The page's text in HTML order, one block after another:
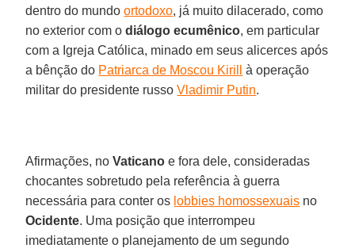
dentro do mundoortodoxo, já muito dilacerado, como
no exterior com odiálogo ecumênico, em particular
com a Igreja Católica, minado em seus alicerces após
a bênção do Patriarca de Moscou Kirill
à operação
militar do presidente russoVladimir Putin.
Afirmações, noVaticano e fora dele, consideradas
chocantes sobretudo pela referência à guerra
necessária para conter os lobbies homossexuais no
Ocidente. Uma posição que interrompeu
imediatamente o planejamento de um segundo